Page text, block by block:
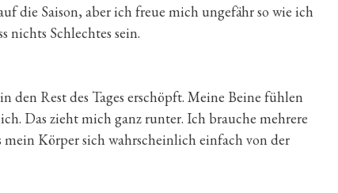
die Saison, aber ich freue mich ungefähr so wie ich
nichts Schlechtes sein.
den Rest des Tages erschöpft. Meine Beine fühlen
Das zieht mich ganz runter. Ich brauche mehrere
Körper sich wahrscheinlich einfach von der